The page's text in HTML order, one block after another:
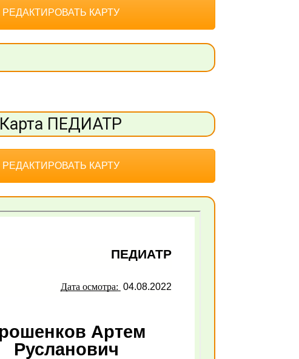
РЕДАКТИРОВАТЬ КАРТУ
Карта ПЕДИАТР
РЕДАКТИРОВАТЬ КАРТУ